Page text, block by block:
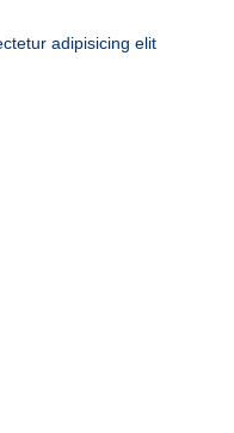
adipisicing elit